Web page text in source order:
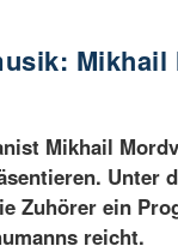
Mikhail
Mikhail
Unter
Zuhörer ein
reicht.